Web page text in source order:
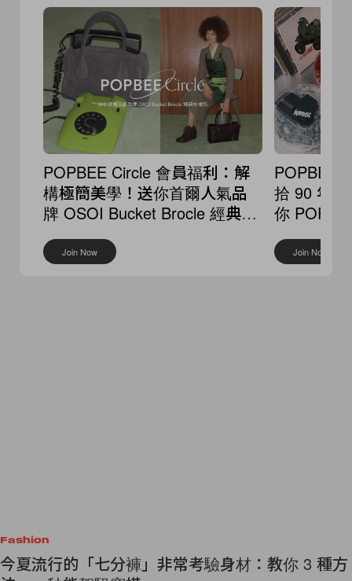
POPBEE Circle 會員福利：解
構極簡美學！送你首爾人氣品
牌 OSOI Bucket Brocle 經典水
Join Now
POPBEE
拾 90 年
你
Join Now
Fashion
今夏流行的「七分褲」非常考驗身材：教你 3 種方